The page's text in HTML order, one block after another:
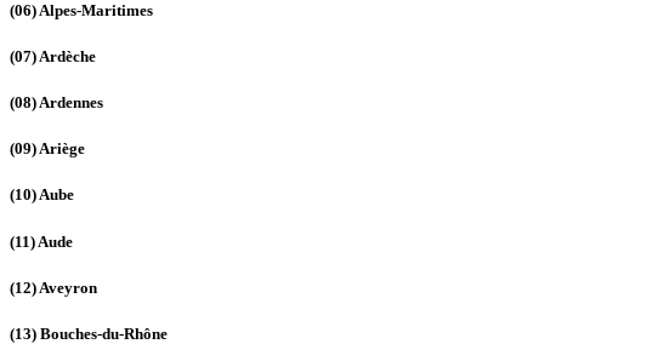
(06) Alpes-Maritimes
(07) Ardèche
(08)Ardennes
(09)Ariège
(10)Aube
(11) Aude
(12) Aveyron
(13) Bouches-du-Rhône